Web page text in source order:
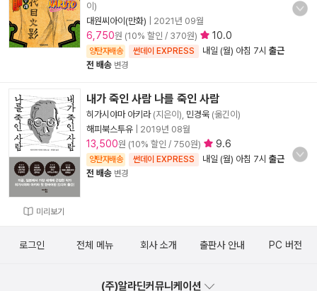
이)
대원씨아이(만화)
2021년 09월
6,750원 (10% 할인 / 370원) 10.0
양탄자배송 썬데이 EXPRESS 내일 (월) 아침 7시 출근
전 배송 변경
미리보기
내가 죽인 사람 나를 죽인 사람
히가시야마 아키라(지은이), 민경욱 (옮긴이)
해피북스투유
2019년 08월
13,500원 (10% 할인 / 750원) 9.6
양탄자배송 썬데이 EXPRESS 내일 (월) 아침 7시 출근
전 배송 변경
로그인 전체 메뉴 회사 소개 출판사 안내 PC 버전
(주)알라딘커뮤니케이션